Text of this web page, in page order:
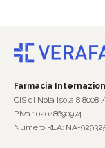
Farmacia
CIS di Nola Isola 8 8008
P.Iva : 02048690974
Numero REA: NA-